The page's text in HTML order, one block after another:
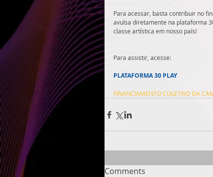
Para acessar, basta contribuir no
avulsa diretamente na plataforma
classe artística em nosso país!
Para assistir, acesse:
PLATAFORMA 30 PLAY
FINANCIAMENTO COLETIVO DA
Comments